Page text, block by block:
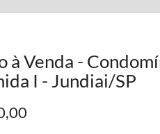
à Venda -
I - Jundiai/SP